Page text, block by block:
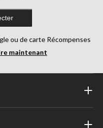
ou de carte Récompenses
maintenant